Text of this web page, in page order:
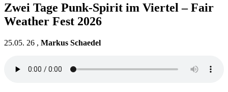
Zwei Tage Punk-Spirit im Viertel – Fair
Weather Fest 2026
25.05. 26 , Markus Schaedel